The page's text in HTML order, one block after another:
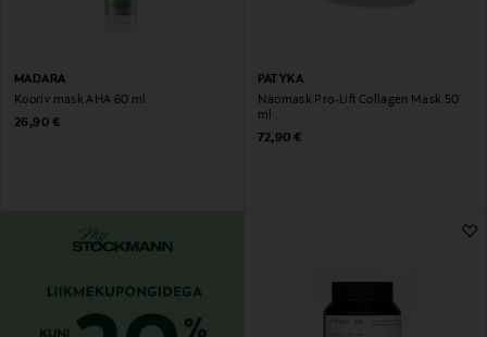
MADARA
Kooriv mask AHA 60 ml
Original Price
26,90 €
PATYKA
Näomask Pro-Lift Collagen Mask 50
ml
Original Price
72,90 €